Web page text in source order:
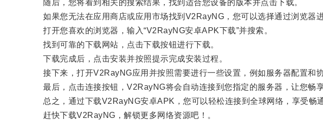
随后，您将看到相关的搜索结果，找到适合您设备的版本并点击下载。
如果您无法在应用商店或应用市场找到V2RayNG，您可以选择通过浏览器进
打开您喜欢的浏览器，输入“V2RayNG安卓APK下载”并搜索。
找到可靠的下载网站，点击下载按钮进行下载。
下载完成后，点击安装并按照提示完成安装过程。
接下来，打开V2RayNG应用并按照需要进行一些设置，例如服务器配置和协
最后，点击连接按钮，V2RayNG将会自动连接到您指定的服务器，让您畅享
总之，通过下载V2RayNG安卓APK，您可以轻松连接到全球网络，享受畅通
赶快下载V2RayNG，解锁更多网络资源吧！。